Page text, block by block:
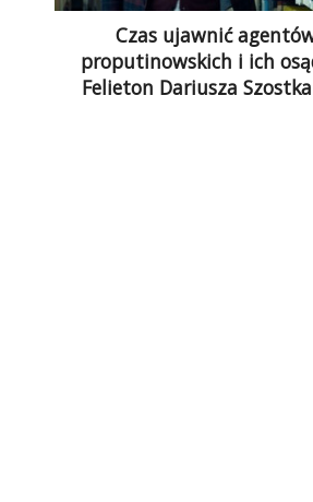
Czas ujawnić
proputinowskich i ich
Felieton Dariusza